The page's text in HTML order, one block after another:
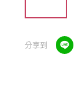
分享到